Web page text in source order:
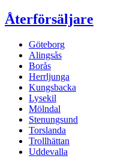
Återförsäljare
Göteborg
Alingsås
Borås
Herrljunga
Kungsbacka
Lysekil
Mölndal
Stenungsund
Torslanda
Trollhättan
Uddevalla